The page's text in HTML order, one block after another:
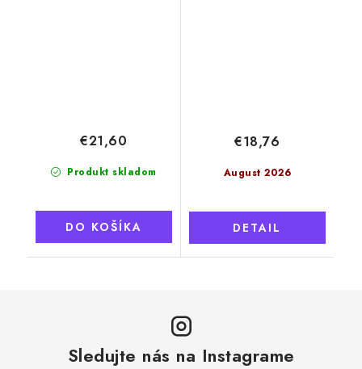
Produkt skladom
€21,60
DO KOŠÍKA
August 2026
€18,76
DETAIL
Sledujte nás na Instagrame